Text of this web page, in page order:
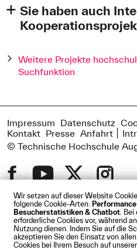
Wir setzen auf dieser Website
folgende Cookie-Arten:
Besucherstatistiken & Chatbot .
erforderliche Cookies vor, während
Nutzung dienen. Indem Sie auf die
akzeptieren Sie den Einsatz von
Cookies bei Ihrem Besuch auf
Sie haben auch
aus Augsburg oder der
haben dafür eine spannende
einen externen
finden? – Wir vermitteln Ihnen
bzw. Ideen für gemeinnützige
der Region.
Nennen Sie uns ihre
Ihnen auf.
Ich bin...*
Weitere Projekte
Suchfunktion
Impressum Datenschutz
Kontakt Presse Anfahrt
© Technische Hochschule